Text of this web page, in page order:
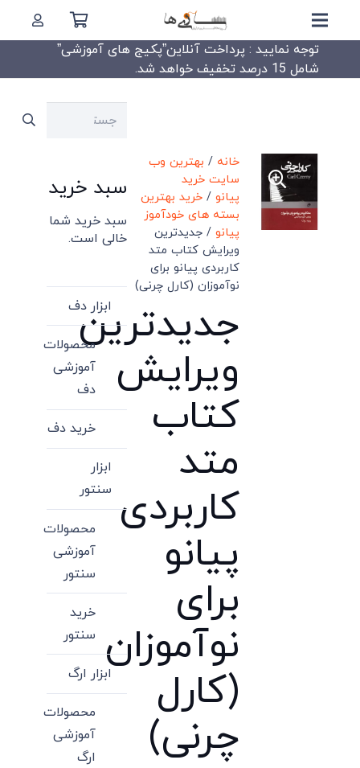
توجه نمایید : پرداخت آنلاین”پکیج های آموزشی”
شامل 15 درصد تخفیف خواهد شد.
خانه / بهترین وب
سایت خرید
پیانو /خرید بهترین
بسته های خودآموز
پیانو / جدیدترین
ویرایش کتاب متد
کاربردی پیانو برای
نوآموزان (کارل چرنی)
جدیدترین
ویرایش
کتاب
متد
کاربردی
پیانو
برای
نوآموزان
(کارل
چرنی)
جستجو
سبد خرید
سبد خرید شما
خالی است.
ابزار دف
محصولات
آموزشی
دف
خرید دف
ابزار
سنتور
محصولات
آموزشی
سنتور
خرید
سنتور
ابزار ارگ
محصولات
آموزشی
ارگ